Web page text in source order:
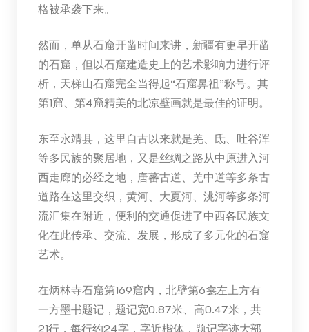
格被承袭下来。
然而，单从石窟开凿时间来讲，新疆有更早开凿
的石窟，但以石窟建造史上的艺术影响力进行评
析，天梯山石窟完全当得起“石窟鼻祖”称号。其
第1窟、第4窟精美的北凉壁画就是最佳的证明。
东至永靖县，这里自古以来就是羌、氐、吐谷浑
等多民族的聚居地，又是丝绸之路从中原进入河
西走廊的必经之地，唐蕃古道、羌中道等多条古
道路在这里交织，黄河、大夏河、洮河等多条河
流汇集在附近，便利的交通促进了中西各民族文
化在此传承、交流、发展，形成了多元化的石窟
艺术。
在炳林寺石窟第169窟内，北壁第6龛左上方有
一方墨书题记，题记宽0.87米、高0.47米，共
21行，每行约24字，字近楷体，题记字迹大部